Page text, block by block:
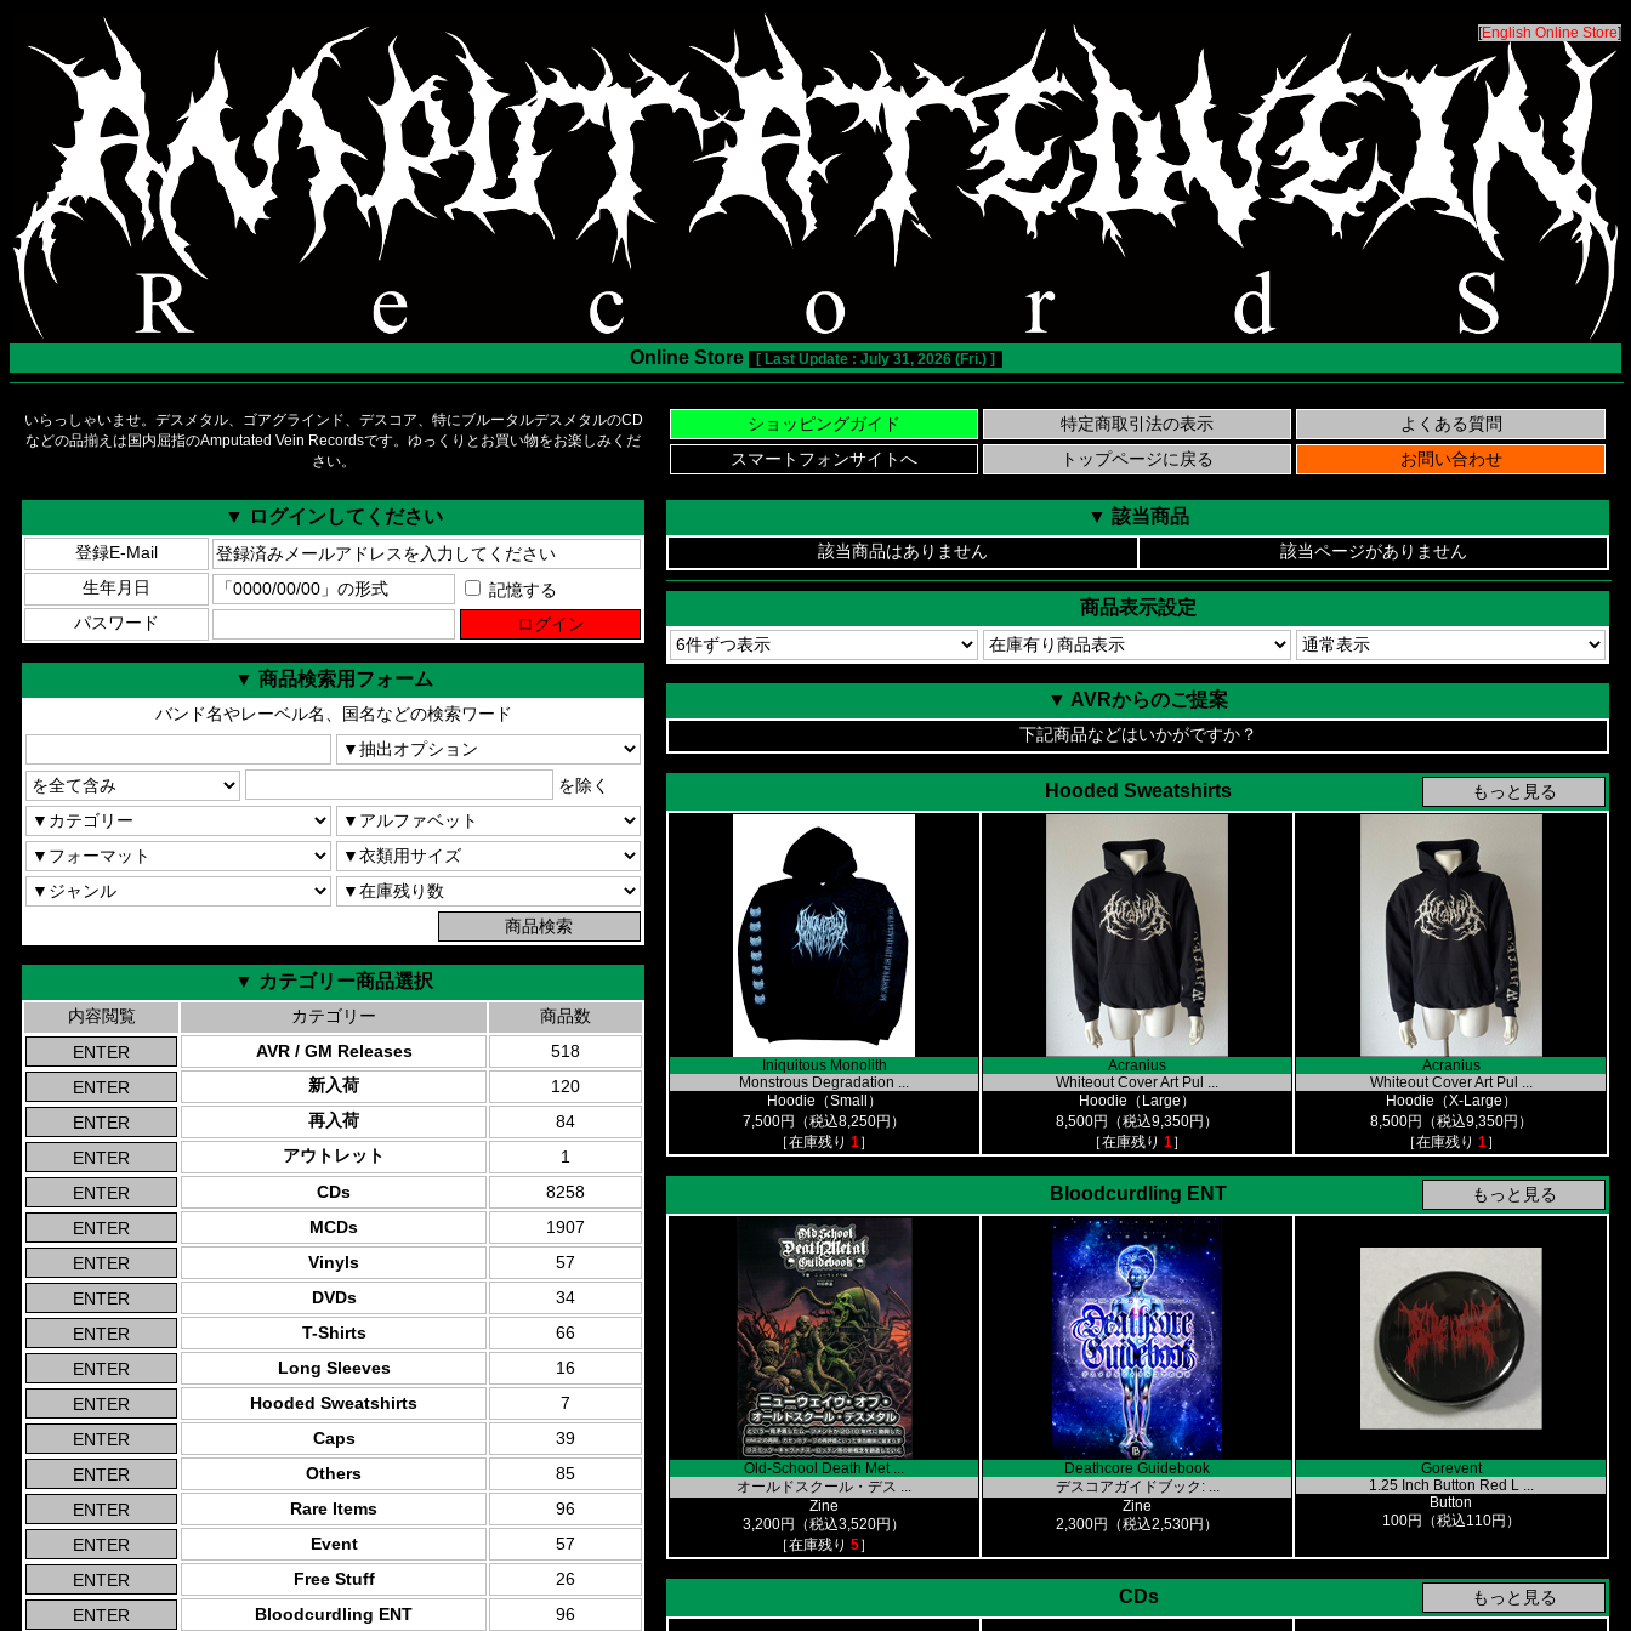
[English Online Store]
Online Store [ Last Update : July 31, 2026 (Fri.) ]
いらっしゃいませ。デスメタル、ゴアグラインド、デスコア、特にブルータルデスメタルのCD
などの品揃えは国内屈指のAmputated Vein Recordsです。ゆっくりとお買い物をお楽しみくだ
さい。
▼ ログインしてください
登録E-Mail
生年月日
記憶する
パスワード
▼ 商品検索用フォーム
バンド名やレーベル名、国名などの検索ワード
を除く
▼ カテゴリー商品選択
内容閲覧 カテゴリー
商品数
AVR / GM Releases
518
新入荷
120
再入荷
84
アウトレット
1
CDs
8258
MCDs
1907
Vinyls
57
DVDs
34
T-Shirts
66
Long Sleeves
16
Hooded Sweatshirts
7
Caps
39
Others
85
Rare Items
96
Event
57
Free Stuff
26
Bloodcurdling ENT
96
▼ 該当商品
該当商品はありません 該当ページがありません
商品表示設定
▼ AVRからのご提案
下記商品などはいかがですか？
Hooded Sweatshirts
Iniquitous Monolith
Monstrous Degradation ...
Hoodie（Small）
7,500円（税込8,250円）
［在庫残り 1］
Acranius
Whiteout Cover Art Pul ...
Hoodie（Large）
8,500円（税込9,350円）
［在庫残り 1］
Acranius
Whiteout Cover Art Pul ...
Hoodie（X-Large）
8,500円（税込9,350円）
［在庫残り 1］
Bloodcurdling ENT
Old-School Death Met ...
オールドスクール・デス ...
Zine
3,200円（税込3,520円）
［在庫残り 5］
Deathcore Guidebook
デスコアガイドブック: ...
Zine
2,300円（税込2,530円）
Gorevent
1.25 Inch Button Red L ...
Button
100円（税込110円）
CDs